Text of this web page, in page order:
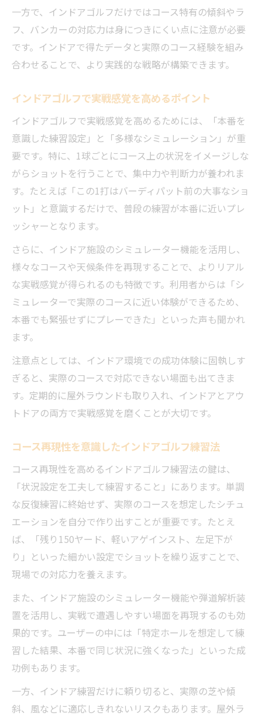
一方で、インドアゴルフだけではコース特有の傾斜やラ
フ、バンカーの対応力は身につきにくい点に注意が必要
です。インドアで得たデータと実際のコース経験を組み
合わせることで、より実践的な戦略が構築できます。
インドアゴルフで実戦感覚を高めるポイント
インドアゴルフで実戦感覚を高めるためには、「本番を
意識した練習設定」と「多様なシミュレーション」が重
要です。特に、1球ごとにコース上の状況をイメージしな
がらショットを行うことで、集中力や判断力が養われま
す。たとえば「この1打はバーディパット前の大事なショ
ット」と意識するだけで、普段の練習が本番に近いプレ
ッシャーとなります。
さらに、インドア施設のシミュレーター機能を活用し、
様々なコースや天候条件を再現することで、よりリアル
な実戦感覚が得られるのも特徴です。利用者からは「シ
ミュレーターで実際のコースに近い体験ができるため、
本番でも緊張せずにプレーできた」といった声も聞かれ
ます。
注意点としては、インドア環境での成功体験に固執しす
ぎると、実際のコースで対応できない場面も出てきま
す。定期的に屋外ラウンドも取り入れ、インドアとアウ
トドアの両方で実戦感覚を磨くことが大切です。
コース再現性を意識したインドアゴルフ練習法
コース再現性を高めるインドアゴルフ練習法の鍵は、
「状況設定を工夫して練習すること」にあります。単調
な反復練習に終始せず、実際のコースを想定したシチュ
エーションを自分で作り出すことが重要です。たとえ
ば、「残り150ヤード、軽いアゲインスト、左足下が
り」といった細かい設定でショットを繰り返すことで、
現場での対応力を養えます。
また、インドア施設のシミュレーター機能や弾道解析装
置を活用し、実戦で遭遇しやすい場面を再現するのも効
果的です。ユーザーの中には「特定ホールを想定して練
習した結果、本番で同じ状況に強くなった」といった成
功例もあります。
一方、インドア練習だけに頼り切ると、実際の芝や傾
斜、風などに適応しきれないリスクもあります。屋外ラ